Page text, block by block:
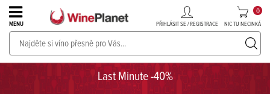
Last Minute -40%
MENU PŘIHLÁSIT SE / REGISTRACE NIC TU NECINKÁ
0
PROSECCO v akci až do -30%!UKÁZAT PROSECCO